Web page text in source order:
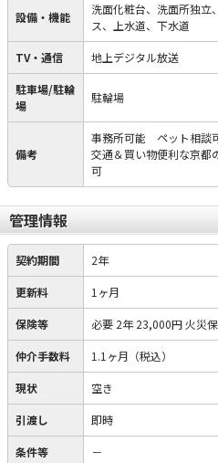
設備・機能
洗面化粧台、洗面所独立
ス、上水道、下水道
TV・通信 地上デジタル放送
駐車場/駐輪
場
駐輪場
備考
事務所可能 ペット相談
交通＆買い物便利な京
可
管理情報
契約期間 2年
更新料 1ヶ月
保険等 必要 2年 23,000円 火災
仲介手数料 1.1ヶ月（税込）
現状 空き
引渡し 即時
条件等 －